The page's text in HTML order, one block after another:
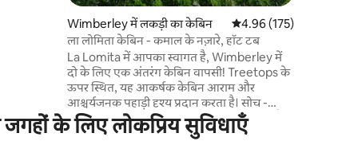
Wimberley में लकड़ी का केबिन औसत रेटिंग 5 में से 4.96,
4.96 (175)
ला लोमिता केबिन - कमाल के नज़ारे, हॉट टब
La Lomita में आपका स्वागत है, Wimberley में
दो के लिए एक अंतरंग केबिन वापसी! Treetops के
ऊपर स्थित, यह आकर्षक केबिन आराम और
आश्चर्यजनक पहाड़ी दृश्य प्रदान करता है। सोच -
समझकर डिज़ाइन किया गया इंटीरियर आधुनिक शैली
के साथ देहाती आकर्षण को मिलाता है। करामाती
के लिए लोकप्रिय सुविधाएँ